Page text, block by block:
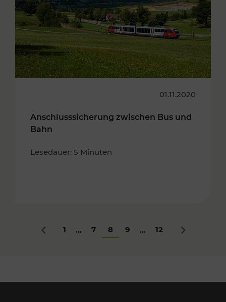
01.11.2020
Anschlusssicherung zwischen Bus und
Bahn
Lesedauer: 5 Minuten
Zurück
1 ... 7 8 9 ... 12 Nächstes